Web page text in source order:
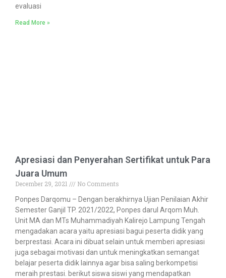
evaluasi
Read More »
Apresiasi dan Penyerahan Sertifikat untuk Para
Juara Umum
December 29, 2021
No Comments
Ponpes Darqomu – Dengan berakhirnya Ujian Penilaian Akhir
Semester Ganjil TP. 2021/2022, Ponpes darul Arqom Muh.
Unit MA dan MTs Muhammadiyah Kalirejo Lampung Tengah
mengadakan acara yaitu apresiasi bagui peserta didik yang
berprestasi. Acara ini dibuat selain untuk memberi apresiasi
juga sebagai motivasi dan untuk meningkatkan semangat
belajar peserta didik lainnya agar bisa saling berkompetisi
meraih prestasi. berikut siswa siswi yang mendapatkan